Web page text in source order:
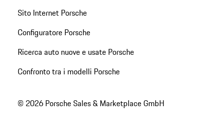
Sito Internet Porsche
Configuratore Porsche
Ricerca auto nuove e usate Porsche
Confronto tra i modelli Porsche
© 2026 Porsche Sales & Marketplace GmbH